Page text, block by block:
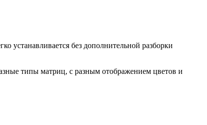
устанавливается без дополнительной разборки
типы матриц, с разным отображением цветов и